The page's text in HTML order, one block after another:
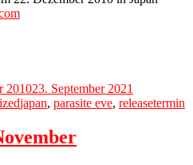
201023. September 2021
Tags
japan, parasite eve, releasetermin